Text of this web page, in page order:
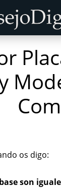
os digo:
son